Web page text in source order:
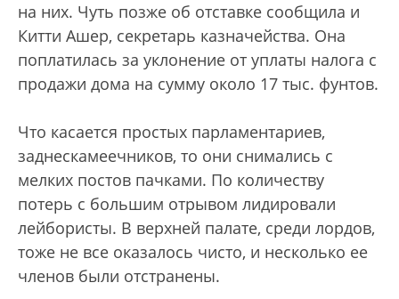
на них. Чуть позже об отставке сообщила и
Китти Ашер, секретарь казначейства. Она
поплатилась за уклонение от уплаты налога с
продажи дома на сумму около 17 тыс. фунтов.
Что касается простых парламентариев,
заднескамеечников, то они снимались с
мелких постов пачками. По количеству
потерь с большим отрывом лидировали
лейбористы. В верхней палате, среди лордов,
тоже не все оказалось чисто, и несколько ее
членов были отстранены.